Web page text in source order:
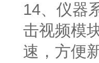
14、仪器
击视频模
速，方便